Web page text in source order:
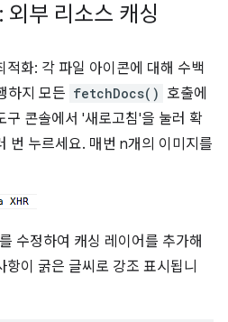
외부 리소스 캐싱
적화: 각 파일 아이콘에 대해 수백
하지 모든 fetchDocs() 호출에
구 콘솔에서 '새로고침'을 눌러 확
번 누르세요. 매번 n개의 이미지를
를 수정하여 캐싱 레이어를 추가해
이 굵은 글씨로 강조 표시됩니